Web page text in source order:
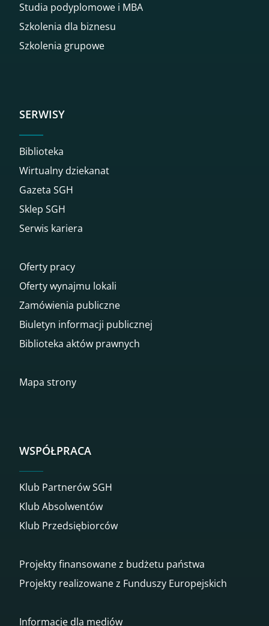
Studia podyplomowe i MBA
Szkolenia dla biznesu
Szkolenia grupowe
SERWISY
Biblioteka
Wirtualny dziekanat
Gazeta SGH
Sklep SGH
Serwis kariera
Oferty pracy
Oferty wynajmu lokali
Zamówienia publiczne
Biuletyn informacji publicznej
Biblioteka aktów prawnych
Mapa strony
WSPÓŁPRACA
Klub Partnerów SGH
Klub Absolwentów
Klub Przedsiębiorców
Projekty finansowane z budżetu państwa
Projekty realizowane z Funduszy Europejskich
Informacje dla mediów